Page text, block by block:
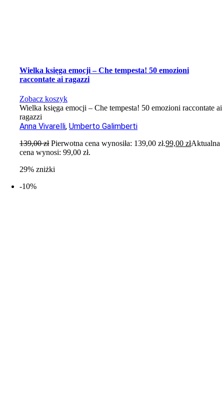
Wielka księga emocji – Che tempesta! 50 emozioni
raccontate ai ragazzi
Zobacz koszyk
Wielka księga emocji – Che tempesta! 50 emozioni raccontate ai
ragazzi
Anna Vivarelli,Umberto Galimberti
139,00zł Pierwotna cena wynosiła: 139,00 zł.99,00złAktualna
cena wynosi: 99,00 zł.
29% zniżki
-10%